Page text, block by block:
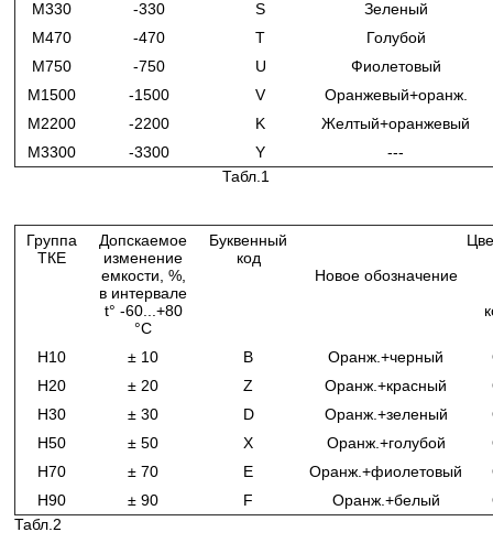
М330
-330 S
Зеленый
М470
-470 T
Голубой
М750
-750 U
Фиолетовый
М1500
-1500 V
Оранжевый+оранж.
М2200
-2200 K
Желтый+оранжевый
М3300
-3300 Y
---
Табл.1
Группа
ТКЕ
Допскаемое
изменение
емкости, %,
в интервале
t° -60...+80
°C
Буквенный
код
Новое обозначение
Н10 ± 10 B Оранж.+черный
Н20
± 20 Z Оранж.+красный
Н30
± 30 D Оранж.+зеленый
Н50
± 50 X Оранж.+голубой
Н70
± 70 E Оранж.+фиолетовый
Н90
± 90 F Оранж.+белый
Табл.2